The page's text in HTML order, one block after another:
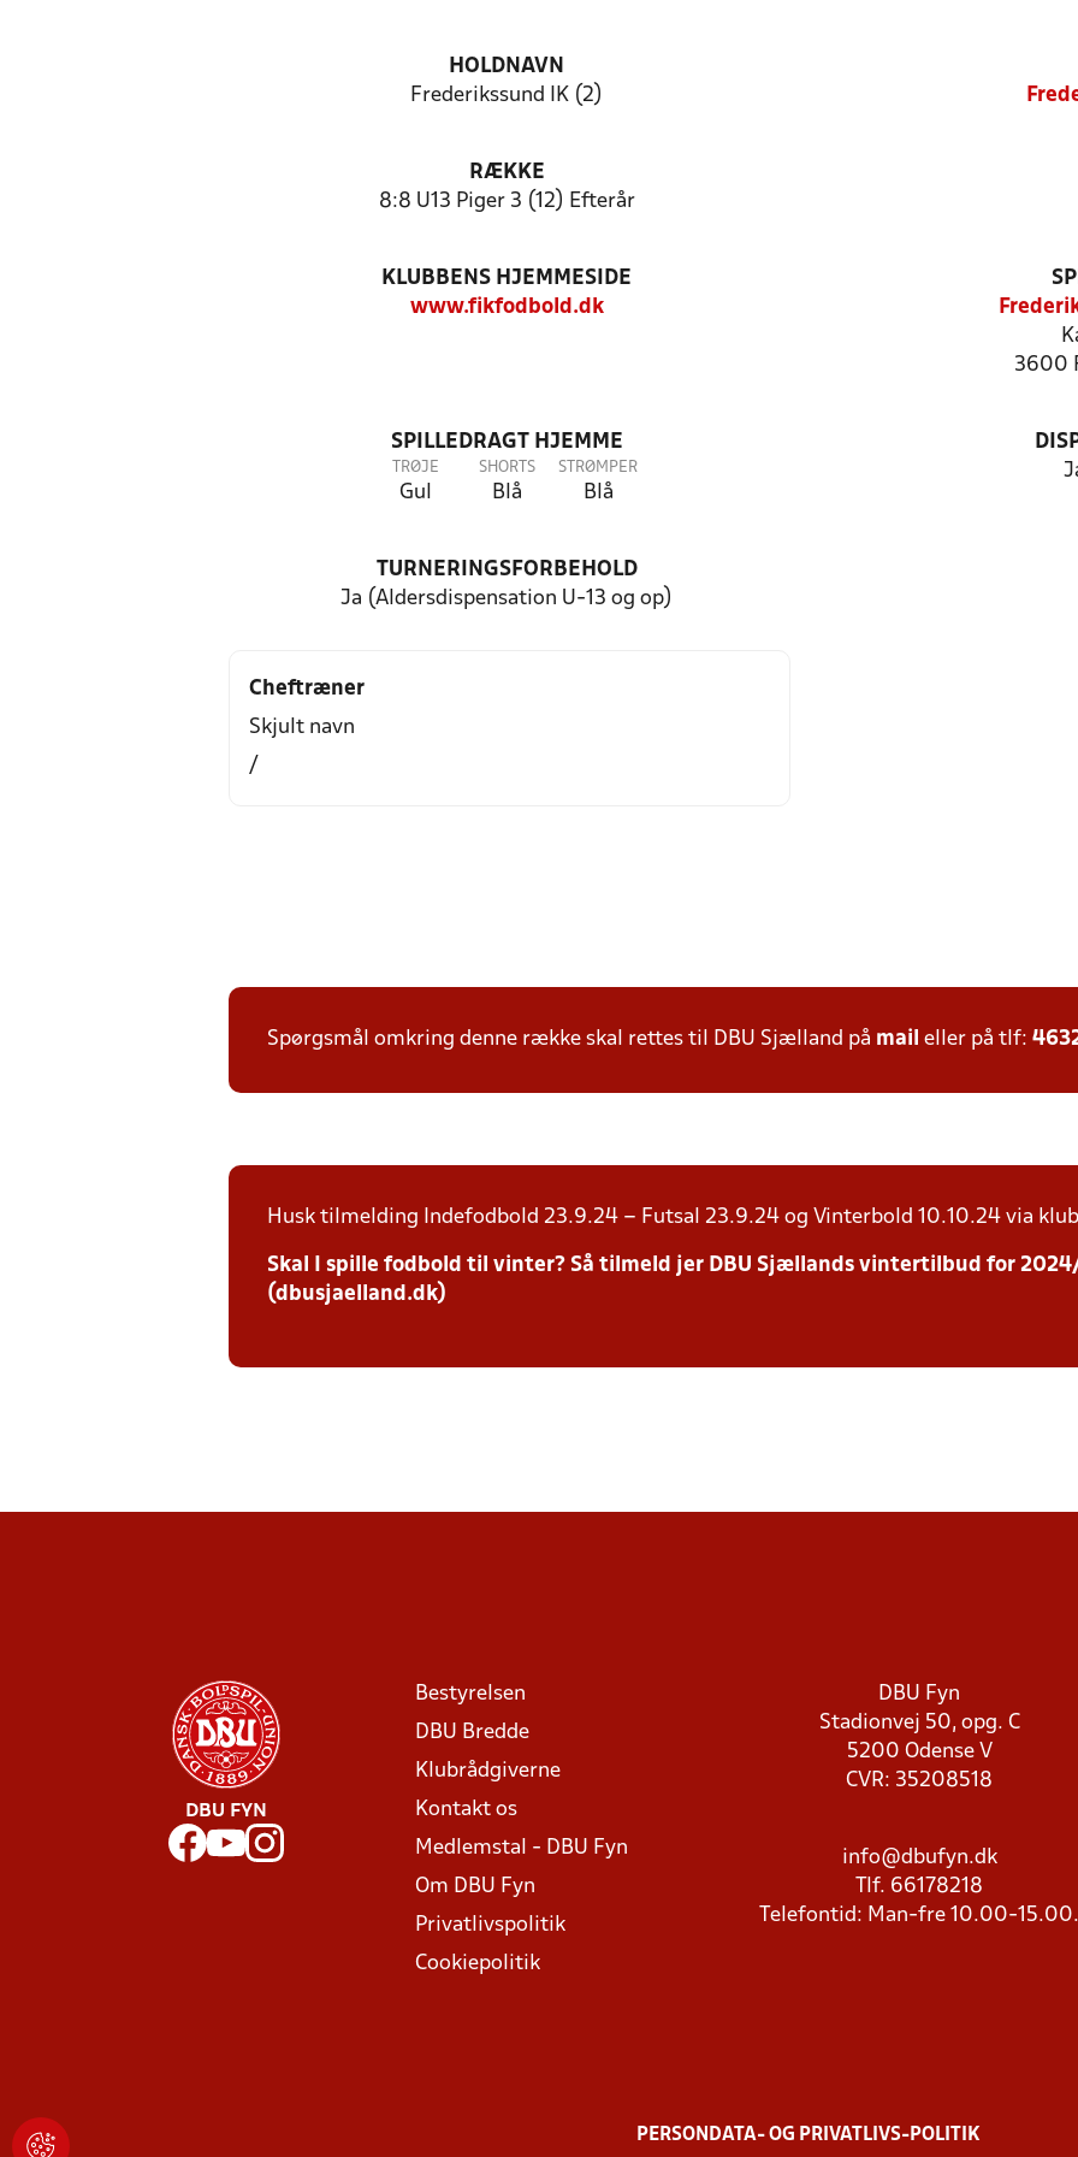
HOLDNAVN
Frederikssund IK (2)
RÆKKE
8:8 U13 Piger 3 (12) Efterår
KLUBBENS HJEMMESIDE
www.fikfodbold.dk
3600
SPILLEDRAGT HJEMME
TRØJE
Gul
SHORTS
Blå
STRØMPER
Blå
TURNERINGSFORBEHOLD
Ja (Aldersdispensation U-13 og op)
Cheftræner
Skjult navn
/
Spørgsmål omkring denne række skal rettes til DBU Sjælland på mail eller på tlf:
Husk tilmelding Indefodbold 23.9.24 – Futsal 23.9.24 og Vinterbold 10.10.24 via
Skal I spille fodbold til vinter? Så tilmeld jer DBU Sjællands vintertilbud for
(dbusjaelland.dk)
DBU FYN
Bestyrelsen
DBU Bredde
Klubrådgiverne
Kontakt os
Medlemstal - DBU Fyn
Om DBU Fyn
Privatlivspolitik
Cookiepolitik
DBU Fyn
Stadionvej 50, opg. C
5200 Odense V
CVR: 35208518
info@dbufyn.dk
Tlf. 66178218
Telefontid: Man-fre 10.00-15.00.
PERSONDATA- OG PRIVATLIVS-POLITIK